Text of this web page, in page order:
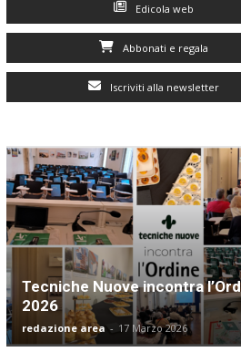
Edicola web
Abbonati e regala
Iscriviti alla newsletter
Tecniche Nuove incontra
2026
redazione area - 17 Marzo 2026